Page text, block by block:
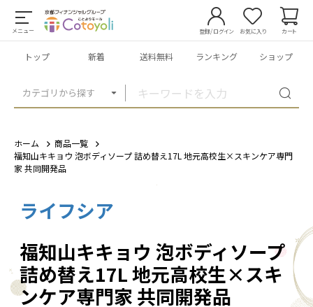
メニュー
カテゴリから探す
登録/ログイン お気に入り カート
トップ 新着 送料無料 ランキング ショップ
ホーム
商品一覧
福知山キキョウ 泡ボディソープ 詰め替え17L 地元高校生×スキンケア専門
家 共同開発品
ライフシア
福知山キキョウ 泡ボディソープ
詰め替え17L 地元高校生×スキ
ンケア専門家 共同開発品